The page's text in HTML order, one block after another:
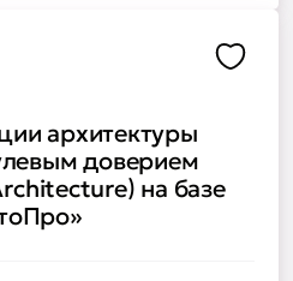
архитектуры
доверием
на базе